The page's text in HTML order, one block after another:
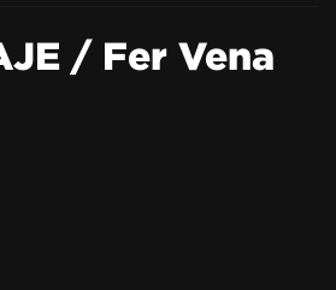
/ Fer Vena